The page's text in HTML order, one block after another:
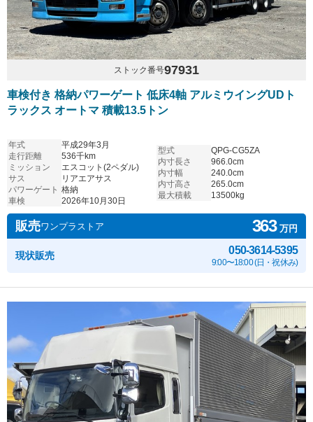
ストック番号97931
車検付き 格納パワーゲート 低床4軸 アルミウイングUDト
ラックス オートマ 積載13.5トン
年式
平成29年3月
走行距離
536千km
ミッション
エスコット(2ペダル)
サス
リアエアサス
パワーゲート 格納
車検
2026年10月30日
型式
QPG-CG5ZA
内寸長さ
966.0cm
内寸幅
240.0cm
内寸高さ
265.0cm
最大積載
13500kg
販売ワンプラストア 363万円
現状販売 050-3614-5395
9:00〜18:00 (日・祝休み)